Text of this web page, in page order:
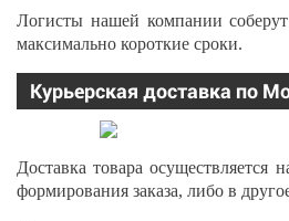
Логисты нашей компании
максимально короткие сроки.
Курьерская доставка по
Доставка товара осуществляется
формирования заказа, либо в